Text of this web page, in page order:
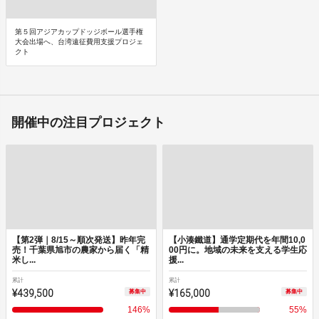
第５回アジアカップドッジボール選手権
大会出場へ、台湾遠征費用支援プロジェ
クト
開催中の注目プロジェクト
【第2弾｜8/15～順次発送】昨年完
売！千葉県旭市の農家から届く「精
米し...
累計
¥439,500 募集中
146%
【小湊鐵道】通学定期代を年間10,0
00円に。地域の未来を支える学生応
援...
累計
¥165,000 募集中
55%